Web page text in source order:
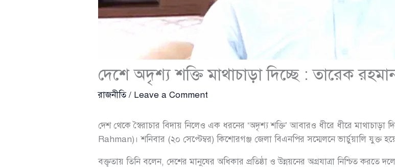
দেশে অদৃশ্য শক্তি মাথাচাড়া দিচ্ছে : তারেক
রাজনীতি/ Leave a Comment
দেশ থেকে স্বৈরাচার বিদায় নিলেও এক ধরনের ‘অদৃশ্য শক্তি’ আবারও ধীরে ধীরে
Rahman)। শনিবার (২০ সেপ্টেম্বর) কিশোরগঞ্জ জেলা বিএনপির সম্মেলনে ভার্চুয়ালি যুক্ত
বক্তৃতায় তিনি বলেন, দেশের মানুষের অধিকার প্রতিষ্ঠা ও উন্নয়নের অগ্রযাত্রা নিশ্চিত করতে